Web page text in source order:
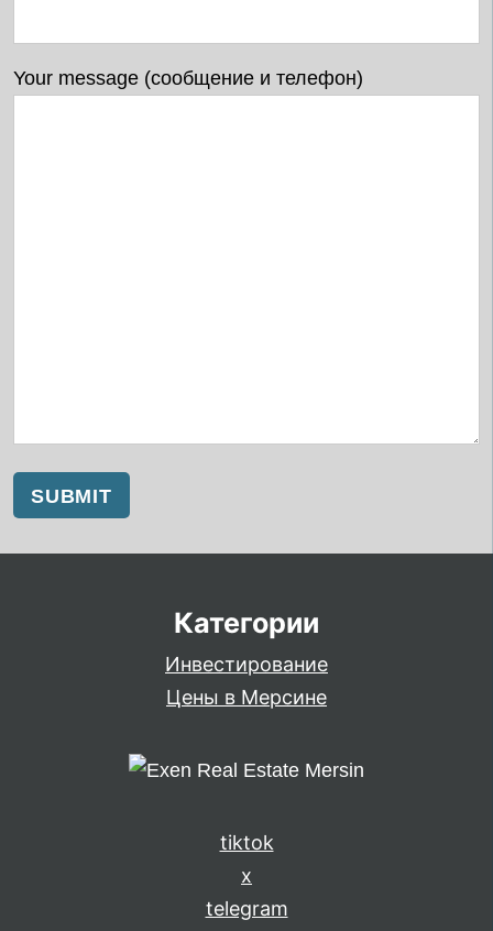
Your message (сообщение и телефон)
Категории
Инвестирование
Цены в Мерсине
tiktok
x
telegram